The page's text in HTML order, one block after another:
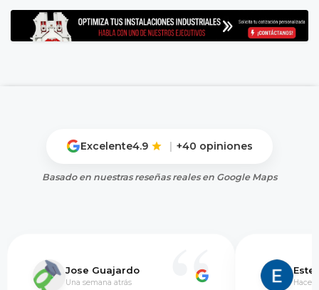
Excelente4.9 | +40 opiniones
Basado en nuestras reseñas reales en Google Maps
Jose Guajardo
Una semana atrás Hace